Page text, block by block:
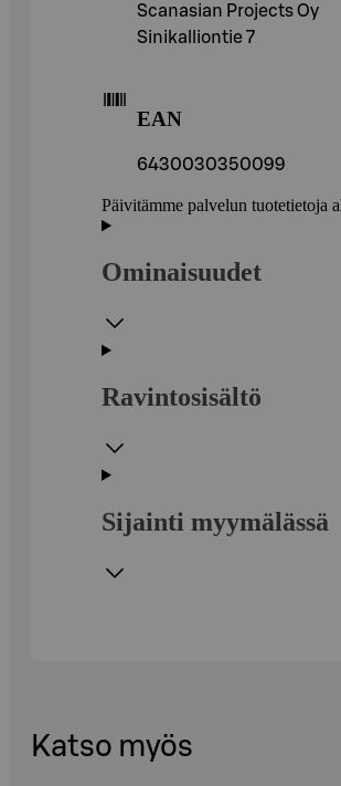
Scanasian Projects Oy
Sinikalliontie 7
EAN
6430030350099
Päivitämme palvelun tuotetietoja
Ominaisuudet
Ravintosisältö
Sijainti myymälässä
Katso myös